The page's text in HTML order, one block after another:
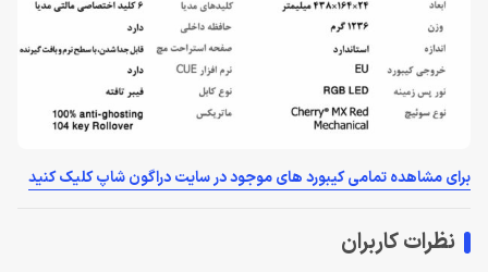
برای مشاهده تمامی کیبورد های موجود در سایت دراگون شاپ کلیک کنید
نظرات کاربران